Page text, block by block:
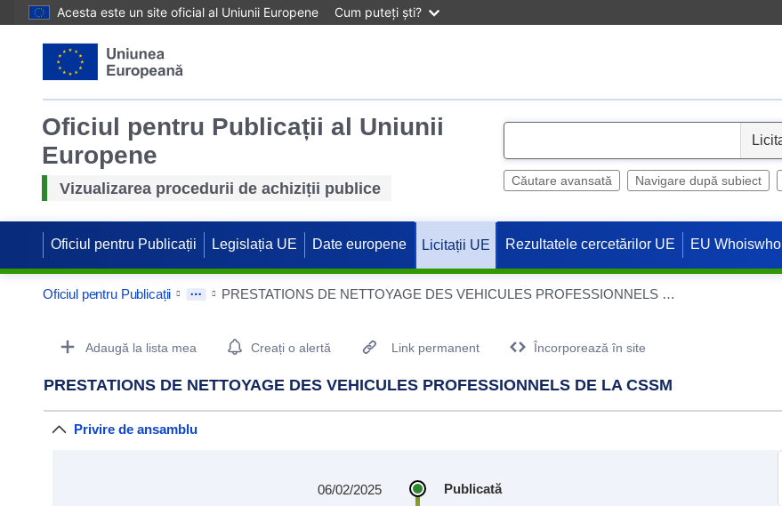
Acesta este un site oficial al Uniunii Europene Cum puteți ști?
Oficiul pentru Publicații al Uniunii
Europene
Vizualizarea procedurii de achiziții publice
e
c
t
Căutare avansată Navigare după subiect
Oficiul pentru Publicații Legislația UE Date europene Licitații UE Rezultatele cercetărilor UE EU Whoiswho
Oficiul pentru Publicații PRESTATIONS DE NETTOYAGE DES VEHICULES PROFESSIONNELS DE LA CSSM
Procurement Detail Actions Portlet
Adaugă la lista mea Creați o alertă Link permanent Încorporează în site
PRESTATIONS DE NETTOYAGE DES VEHICULES PROFESSIONNELS DE LA CSSM
Privire de ansamblu
Publicată
06/02/2025